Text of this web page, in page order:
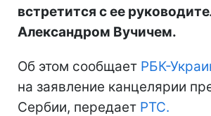
встретится с ее
Александром Вучичем.
Об этом сообщает РБК-
на заявление канцелярии
Сербии, передает РТС.